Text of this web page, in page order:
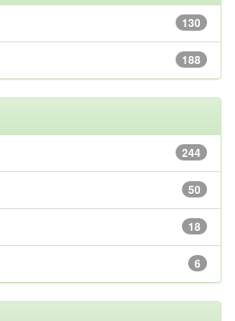
130
188
244
50
18
6